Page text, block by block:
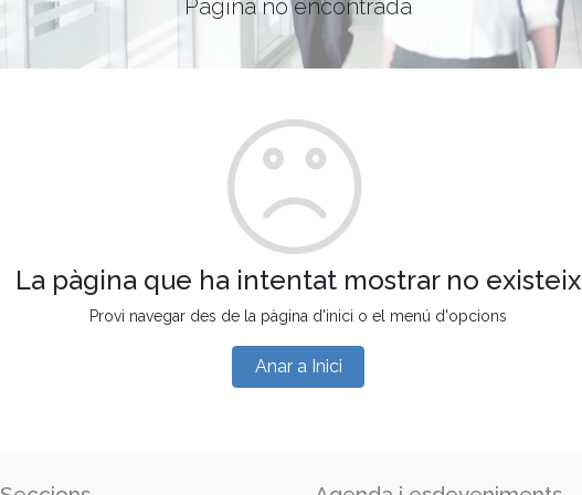
Pàgina no encontrada
La pàgina que ha intentat mostrar no existeix
Provi navegar des de la pàgina d'inici o el menú d'opcions
Anar a Inici